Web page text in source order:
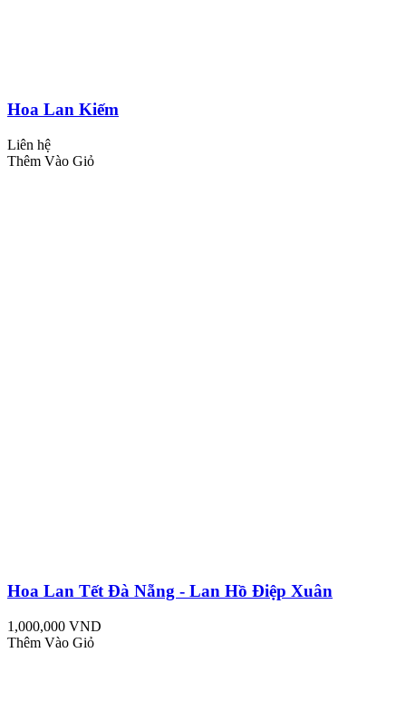
Hoa Lan Kiếm
Liên hệ
Thêm Vào Giỏ
Hoa Lan Tết Đà Nẵng - Lan Hồ Điệp Xuân
1,000,000 VND
Thêm Vào Giỏ